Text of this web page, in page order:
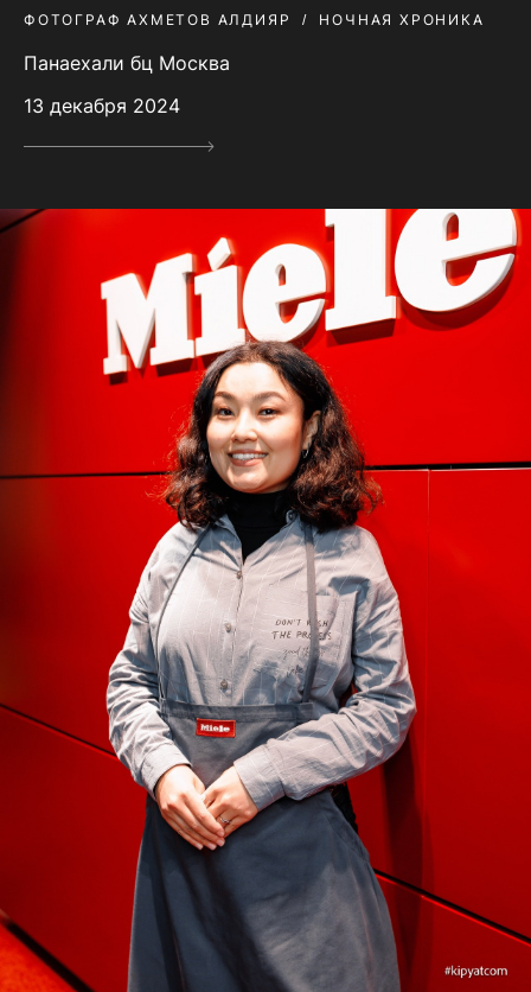
ФОТОГРАФ АХМЕТОВ АЛДИЯР НОЧНАЯ ХРОНИКА
Панаехали бц Москва
13 декабря 2024